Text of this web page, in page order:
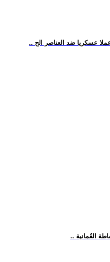
عسكريا ضد العناصر الح
العُمانية